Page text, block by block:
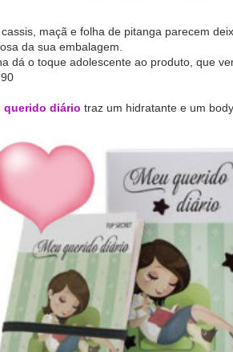
maçã e folha de pitanga parecem
da sua embalagem.
dá o toque adolescente ao produto, que
querido diário traz um hidratante e um